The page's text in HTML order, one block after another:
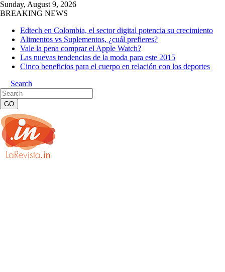
Sunday, August 9, 2026
BREAKING NEWS
Edtech en Colombia, el sector digital potencia su crecimiento
Alimentos vs Suplementos, ¿cuál prefieres?
Vale la pena comprar el Apple Watch?
Las nuevas tendencias de la moda para este 2015
Cinco beneficios para el cuerpo en relación con los deportes
Search